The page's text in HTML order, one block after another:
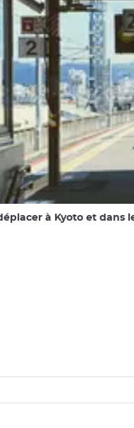
à Kyoto et dans